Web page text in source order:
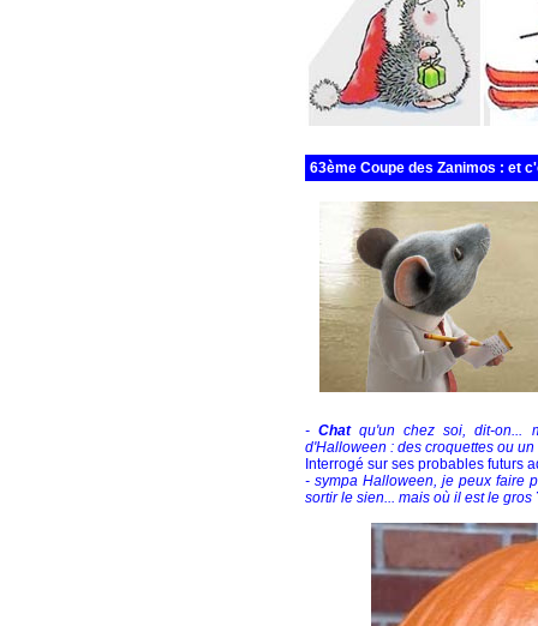
63ème Coupe des Zanimos : et
- Chatqu'un chez soi, dit-on...
d'Halloween : des croquettes ou un
Interrogé sur ses probables futurs
- sympa Halloween, je peux faire
sortir le sien... mais où il est le gros